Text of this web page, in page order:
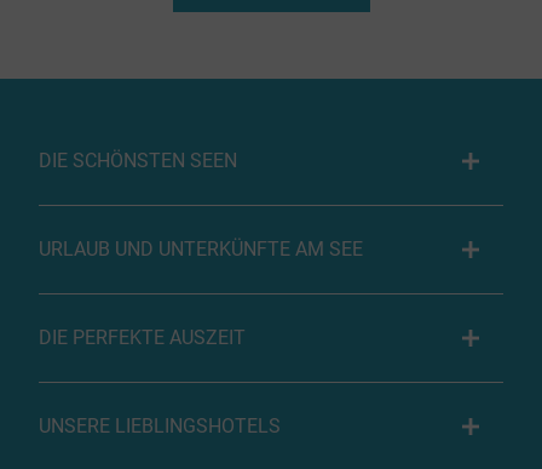
DIE SCHÖNSTEN SEEN
URLAUB UND UNTERKÜNFTE AM SEE
DIE PERFEKTE AUSZEIT
UNSERE LIEBLINGSHOTELS